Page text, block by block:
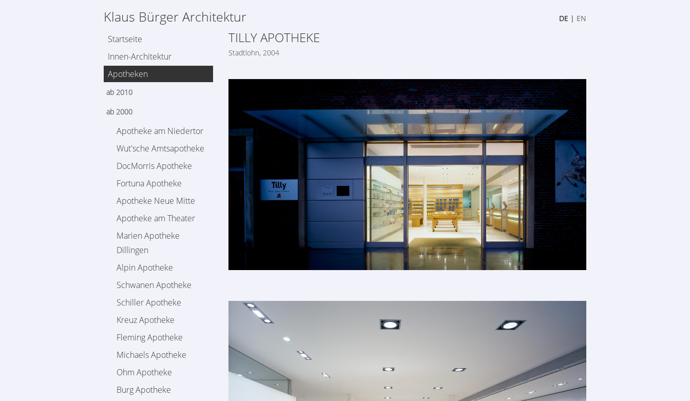
Klaus Bürger Architektur DE | EN
Startseite
Innen-Architektur
Apotheken
ab 2010
ab 2000
Apotheke am Niedertor
Wut'sche Amtsapotheke
DocMorris Apotheke
Fortuna Apotheke
Apotheke Neue Mitte
Apotheke am Theater
Marien Apotheke
Dillingen
Alpin Apotheke
Schwanen Apotheke
Schiller Apotheke
Kreuz Apotheke
Fleming Apotheke
Michaels Apotheke
Ohm Apotheke
Burg Apotheke
TILLY APOTHEKE
Stadtlohn, 2004